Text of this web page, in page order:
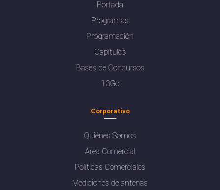
Portada
Programas
Programación
Capítulos
Bases de Concursos
13Go
Corporativo
Quiénes Somos
Área Comercial
Políticas Comerciales
Mediciones de antenas